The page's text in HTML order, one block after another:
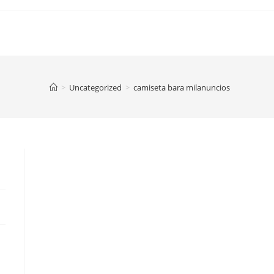
> Uncategorized > camiseta bara milanuncios